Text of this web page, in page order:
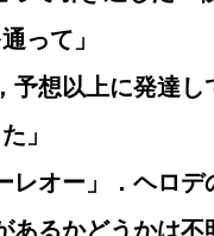
って」
想以上に発達し
」
オー」．ヘロデ
あるかどうかは